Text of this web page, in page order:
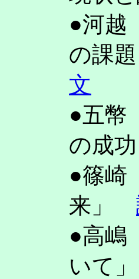
●河越
の課
文
●五幣
の成
●篠崎
来」
●高嶋
いて